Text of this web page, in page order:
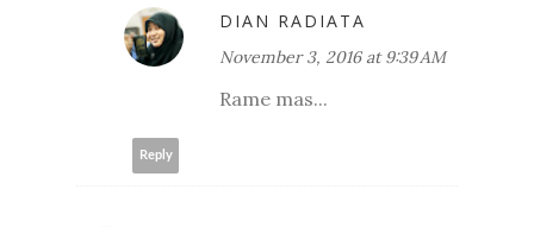
DIAN RADIATA
November 3, 2016 at 9:39 AM
Rame mas...
Reply